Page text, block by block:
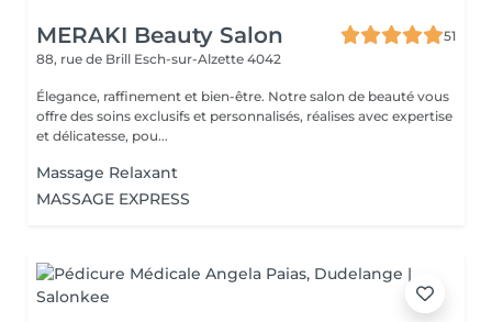
MERAKI Beauty Salon
51
88, rue de Brill Esch-sur-Alzette 4042
Élegance, raffinement et bien-être. Notre salon de beauté vous
offre des soins exclusifs et personnalisés, réalises avec expertise
et délicatesse, pou...
Massage Relaxant
MASSAGE EXPRESS